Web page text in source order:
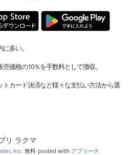
多い。
価格の10％を手数料として徴収。
カード決済など様々な支払い方法から選
リ ラクマ
Inc. 無料 posted with アプリーチ